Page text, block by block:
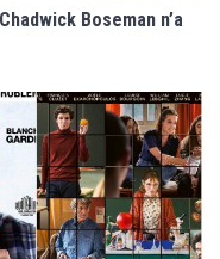
Boseman n’a